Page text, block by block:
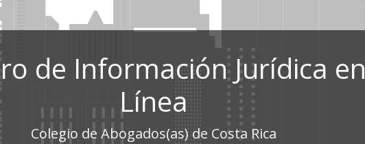
de Información Jurídica en
Línea
Colegio de Abogados(as) de Costa Rica